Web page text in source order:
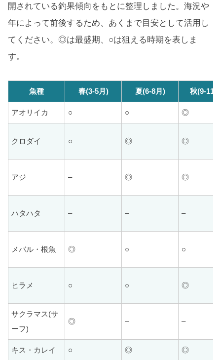
開されている釣果傾向をもとに整理しました。海況や
年によって前後するため、あくまで目安として活用し
てください。◎は最盛期、○は狙える時期を表しま
す。
魚種 春(3-5月) 夏(6-8月) 秋(9-11
アオリイカ ○ ○ ◎
クロダイ ○ ◎ ◎
アジ – ◎ ◎
ハタハタ – – –
メバル・根魚 ◎ ○ ○
ヒラメ ○ ○ ◎
サクラマス(サ
ーフ)
◎ – –
キス・カレイ ○ ◎ ◎